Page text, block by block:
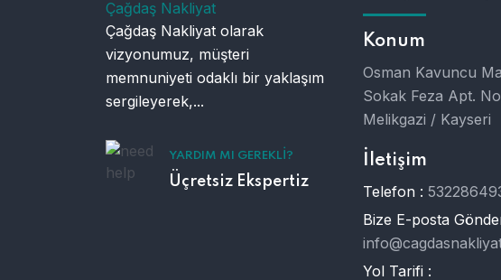
Çağdaş Nakliyat olarak
vizyonumuz, müşteri
memnuniyeti odaklı bir yaklaşım
sergileyerek,...
YARDIM MI GEREKLI?
Üçretsiz Ekspertiz
Konum
Osman Kavuncu
Sokak Feza Apt.
Melikgazi / Kayseri
İletişim
Telefon :
Bize E-posta
Yol Tarifi :